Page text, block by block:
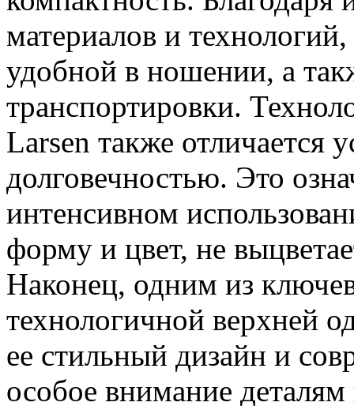
материалов и
удобной в ношении, а
транспортировки.
Larsen также отличается
долговечностью. Это
интенсивном
форму и цвет, не
Наконец, одним из
технологичной верхней
ее стильный дизайн и
особое внимание